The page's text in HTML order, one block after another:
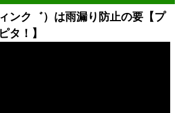
ンク゛）は雨漏り防止の要【プ
タ！】